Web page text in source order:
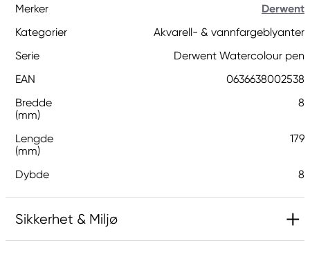
Merker
Derwent
Kategorier
Akvarell- & vannfargeblyanter
Serie
Derwent Watercolour pen
EAN
0636638002538
Bredde
(mm)
8
Lengde
(mm)
179
Dybde 8
Sikkerhet & Miljø